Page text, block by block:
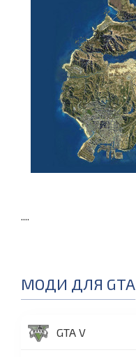
....
МОДИ ДЛЯ GTA
GTA V